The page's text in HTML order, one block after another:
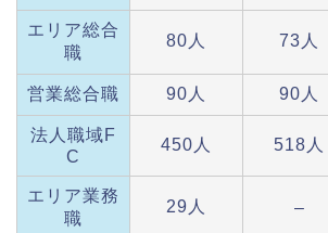
エリア総合
職
80人 73人
営業総合職 90人 90人
法人職域F
C
450人 518人
エリア業務
職
29人 –